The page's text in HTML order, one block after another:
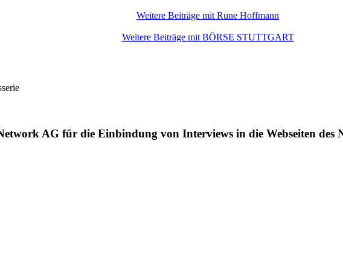
Weitere Beiträge mit Rune Hoffmann
Weitere Beiträge mit BÖRSE STUTTGART
AG für die Einbindung von Interviews in die Webseiten des